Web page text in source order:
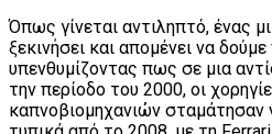
Όπως γίνεται αντιληπτό, ένας
ξεκινήσει και απομένει να δούμε
υπενθυμίζοντας πως σε μια
την περίοδο του 2000, οι
καπνοβιομηχανιών σταμάτησαν